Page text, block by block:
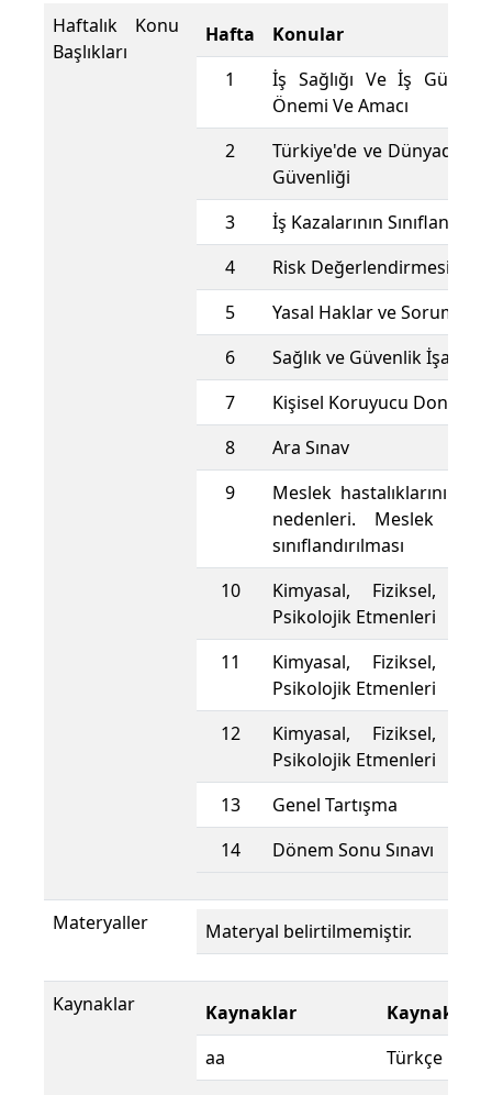
Haftalık Konu
Başlıkları
Hafta
Konular
1
İş Sağlığı Ve İş
Önemi Ve Amacı
2
Türkiye'de ve Dünyada İş
Güvenliği
3
İş Kazalarının
4
Risk Değerlendirmesi ve
5
Yasal Haklar ve
6
Sağlık ve Güvenlik
7
Kişisel Koruyucu
8
Ara Sınav
9
Meslek hastalıklarının
nedenleri. Meslek
sınıflandırılması
10
Kimyasal, Fiziksel,
Psikolojik Etmenleri
11
Kimyasal, Fiziksel,
Psikolojik Etmenleri
12
Kimyasal, Fiziksel,
Psikolojik Etmenleri
13
Genel Tartışma
14
Dönem Sonu Sınavı
Materyaller Materyal belirtilmemiştir.
Kaynaklar Kaynaklar
Kaynak Dili
aa
Türkçe